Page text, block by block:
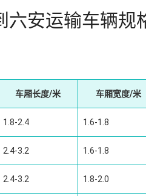
六安运输车辆规
车厢长度/米 车厢宽度/米
1.8-2.4 1.6-1.8
2.4-3.2 1.6-1.8
2.4-3.2 1.8-2.0